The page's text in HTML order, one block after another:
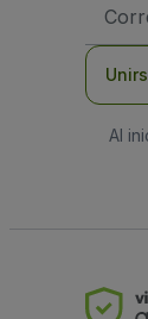
de
Al